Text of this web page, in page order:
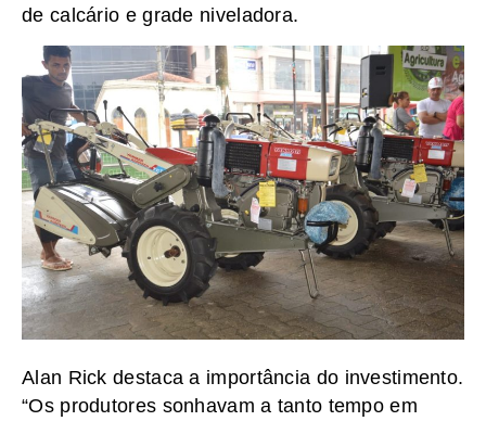
de calcário e grade niveladora.
Alan Rick destaca a importância do investimento.
“Os produtores sonhavam a tanto tempo em